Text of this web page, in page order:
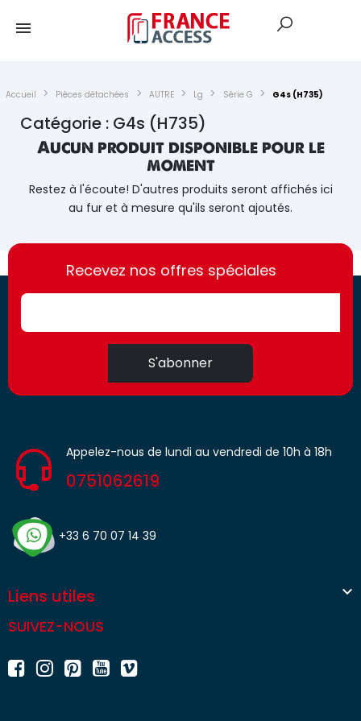
Accueil Pièces détachées AUTRE Lg Série G G4s (H735)
Catégorie : G4s (H735)
Aucun produit disponible pour le
moment
Restez à l'écoute! D'autres produits seront affichés ici
au fur et à mesure qu'ils seront ajoutés.
https://france-
access.fr
https://france-
access.fr
Recevez nos offres spéciales
S'abonner
Appelez-nous de lundi au vendredi de 10h à 18h
0751062619
+33 6 70 07 14 39
Liens utiles 
SUIVEZ-NOUS